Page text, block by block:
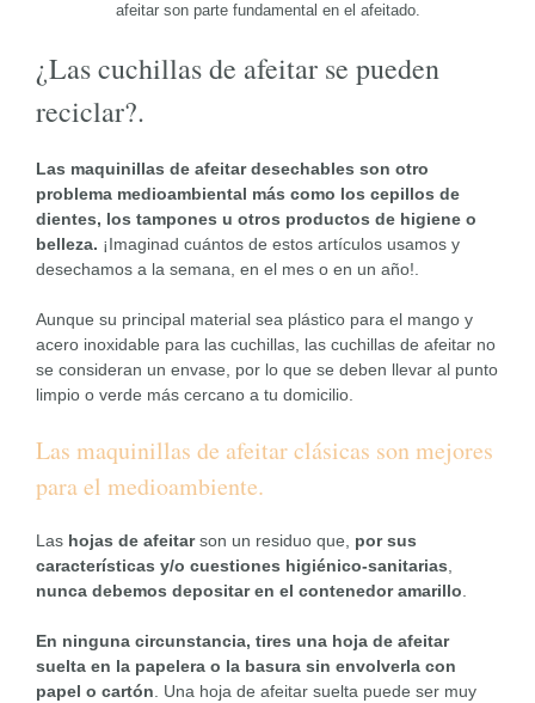
afeitar son parte fundamental en el afeitado.
¿Las cuchillas de afeitar se pueden
reciclar?.
Las maquinillas de afeitar desechables son otro
problema medioambiental más como los cepillos de
dientes, los tampones u otros productos de higiene o
belleza. ¡Imaginad cuántos de estos artículos usamos y
desechamos a la semana, en el mes o en un año!.
Aunque su principal material sea plástico para el mango y
acero inoxidable para las cuchillas, las cuchillas de afeitar no
se consideran un envase, por lo que se deben llevar al punto
limpio o verde más cercano a tu domicilio.
Las maquinillas de afeitar clásicas son mejores
para el medioambiente.
Las hojas de afeitarson un residuo que, por sus
características y/o cuestiones higiénico-sanitarias
nunca debemos depositar en el contenedor amarillo
En ninguna circunstancia, tires una hoja de afeitar
suelta en la papelera o la basura sin envolverla con
papel o cartón . Una hoja de afeitar suelta puede ser muy